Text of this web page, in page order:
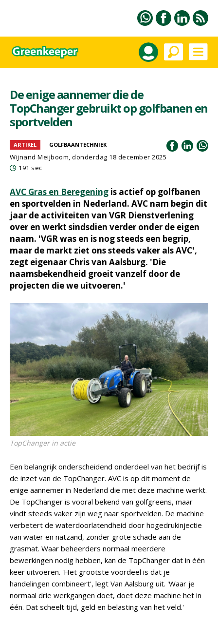
De enige aannemer die de
TopChanger gebruikt op golfbanen en
sportvelden
ARTIKEL GOLFBAANTECHNIEK
Wijnand Meijboom, donderdag 18 december 2025
191 sec
AVC Gras en Beregening is actief op golfbanen
en sportvelden in Nederland. AVC nam begin dit
jaar de activiteiten van VGR Dienstverlening
over en werkt sindsdien verder onder de eigen
naam. 'VGR was en is nog steeds een begrip,
maar de markt ziet ons steeds vaker als AVC',
zegt eigenaar Chris van Aalsburg. 'Die
naamsbekendheid groeit vanzelf door de
projecten die we uitvoeren.'
TopChanger in actie
Een belangrijk onderscheidend onderdeel van het bedrijf is
de inzet van de TopChanger. AVC is op dit moment de
enige aannemer in Nederland die met deze machine werkt.
De TopChanger is vooral bekend van golfgreens, maar
vindt steeds vaker zijn weg naar sportvelden. De machine
verbetert de waterdoorlatendheid door hogedrukinjectie
van water en natzand, zonder grote schade aan de
grasmat. Waar beheerders normaal meerdere
bewerkingen nodig hebben, kan de TopChanger dat in één
keer uitvoeren. 'Het grootste voordeel is dat je
handelingen combineert', legt Van Aalsburg uit. 'Waar je
normaal drie werkgangen doet, doet deze machine het in
één. Dat scheelt tijd, geld en belasting van het veld.'